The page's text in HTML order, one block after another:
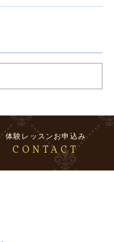
体験レッスンお申込み
CONTACT